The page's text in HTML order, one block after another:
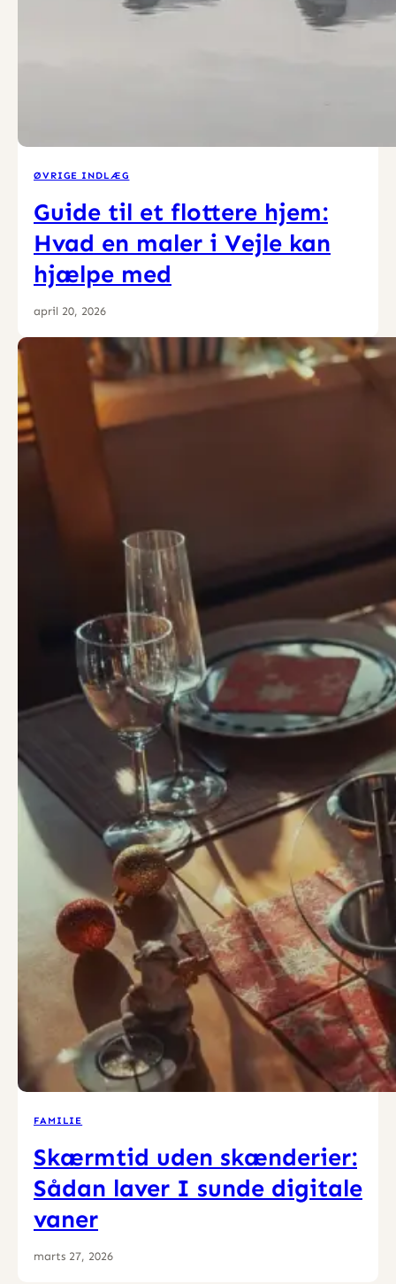
ØVRIGE INDLÆG
Guide til et flottere hjem:
Hvad en maler i Vejle kan
hjælpe med
april 20, 2026
FAMILIE
Skærmtid uden skænderier:
Sådan laver I sunde digitale
vaner
marts 27, 2026